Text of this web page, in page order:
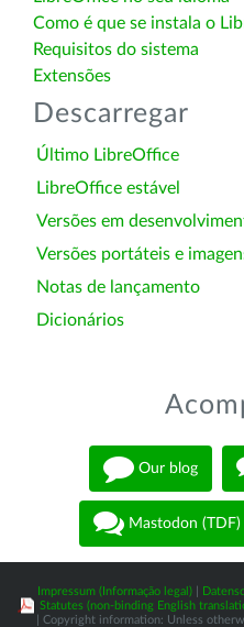
Como é que se instala o
Requisitos do sistema
Extensões
Descarregar
Último LibreOffice
LibreOffice estável
Versões em
Versões portáteis e
Notas de lançamento
Dicionários
Our blog
Mastodon (TDF)
Impressum (Informação legal)
Statutes (non-binding English
| Copyright information: Unless